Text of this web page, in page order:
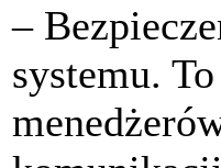
–
systemu.